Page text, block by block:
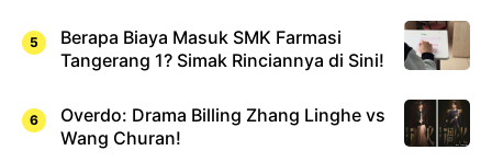
Berapa Biaya Masuk SMK Farmasi
Tangerang 1? Simak Rinciannya di Sini!
Overdo: Drama Billing Zhang Linghe vs
Wang Churan!